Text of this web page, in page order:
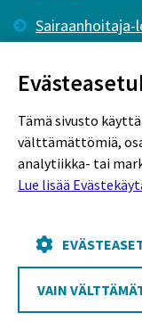
Sairaanhoitaja-
Evästekäytännöt
Tämä sivusto
välttämättömiä,
analytiikka- tai
Lue lisää
VAIN